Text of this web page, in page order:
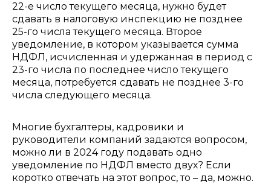
22-е число текущего месяца, нужно будет
сдавать в налоговую инспекцию не позднее
25-го числа текущего месяца. Второе
уведомление, в котором указывается сумма
НДФЛ, исчисленная и удержанная в период с
23-го числа по последнее число текущего
месяца, потребуется сдавать не позднее 3-го
числа следующего месяца.
Многие бухгалтеры, кадровики и
руководители компаний задаются вопросом,
можно ли в 2024 году подавать одно
уведомление по НДФЛ вместо двух? Если
коротко отвечать на этот вопрос, то – да, можно.